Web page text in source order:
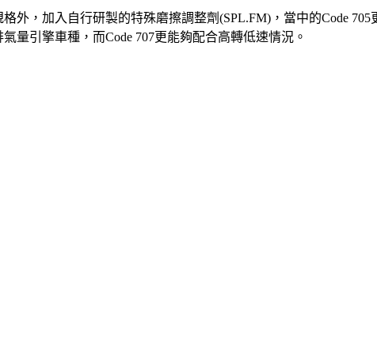
外，加入自行研製的特殊磨擦調整劑(SPL.FM)，當中的Code
量引擎車種，而Code 707更能夠配合高轉低速情況。